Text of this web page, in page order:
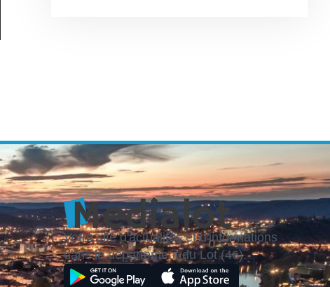
Votre site d'actualités et d'informations
dans le département du Lot (46).